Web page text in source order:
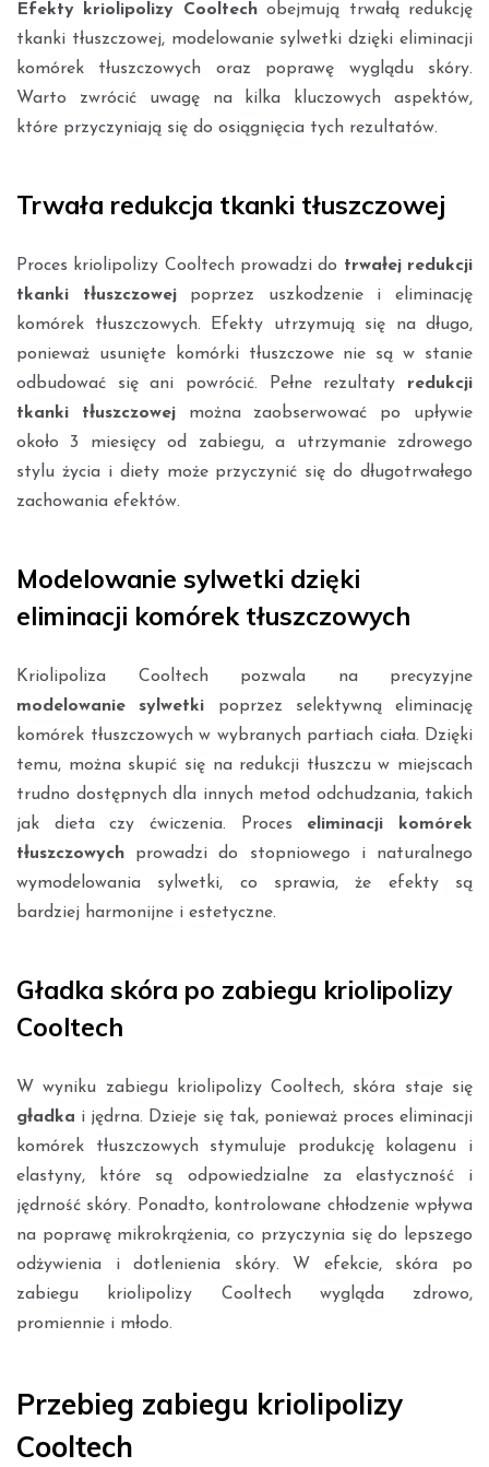
Efekty kriolipolizy Cooltechobejmują trwałą redukcję
tkanki tłuszczowej, modelowanie sylwetki dzięki eliminacji
komórek tłuszczowych oraz poprawę wyglądu skóry.
Warto zwrócić uwagę na kilka kluczowych aspektów,
które przyczyniają się do osiągnięcia tych rezultatów.
Trwała redukcja tkanki tłuszczowej
Proces kriolipolizy Cooltech prowadzi do trwałej redukcji
tkanki tłuszczowejpoprzez uszkodzenie i eliminację
komórek tłuszczowych. Efekty utrzymują się na długo,
ponieważ usunięte komórki tłuszczowe nie są w stanie
odbudować się ani powrócić. Pełne rezultaty redukcji
tkanki tłuszczowejmożna zaobserwować po upływie
około 3 miesięcy od zabiegu, a utrzymanie zdrowego
stylu życia i diety może przyczynić się do długotrwałego
zachowania efektów.
Modelowanie sylwetki dzięki
eliminacji komórek tłuszczowych
Kriolipoliza Cooltech pozwala na precyzyjne
modelowanie sylwetki poprzez selektywną eliminację
komórek tłuszczowych w wybranych partiach ciała. Dzięki
temu, można skupić się na redukcji tłuszczu w miejscach
trudno dostępnych dla innych metod odchudzania, takich
jak dieta czy ćwiczenia. Proces eliminacji komórek
tłuszczowych prowadzi do stopniowego i naturalnego
wymodelowania sylwetki, co sprawia, że efekty są
bardziej harmonijne i estetyczne.
Gładka skóra po zabiegu kriolipolizy
Cooltech
W wyniku zabiegu kriolipolizy Cooltech, skóra staje się
gładka i jędrna. Dzieje się tak, ponieważ proces eliminacji
komórek tłuszczowych stymuluje produkcję kolagenu i
elastyny, które są odpowiedzialne za elastyczność i
jędrność skóry. Ponadto, kontrolowane chłodzenie wpływa
na poprawę mikrokrążenia, co przyczynia się do lepszego
odżywienia i dotlenienia skóry. W efekcie, skóra po
zabiegu kriolipolizy Cooltech wygląda zdrowo,
promiennie i młodo.
Przebieg zabiegu kriolipolizy
Cooltech